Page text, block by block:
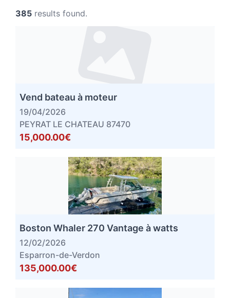
385 results found.
Vend bateau à moteur
19/04/2026
PEYRAT LE CHATEAU 87470
15,000.00€
Boston Whaler 270 Vantage à watts
12/02/2026
Esparron-de-Verdon
135,000.00€